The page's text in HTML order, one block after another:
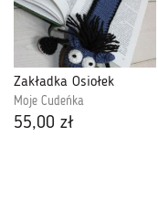
Zakładka Osiołek
Moje Cudeńka
55,00 zł